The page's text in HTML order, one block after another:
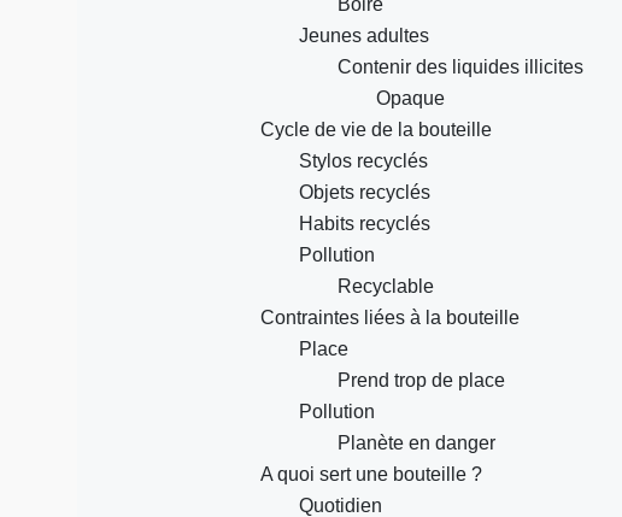
Boire
Jeunes adultes
Contenir des liquides illicites
Opaque
Cycle de vie de la bouteille
Stylos recyclés
Objets recyclés
Habits recyclés
Pollution
Recyclable
Contraintes liées à la bouteille
Place
Prend trop de place
Pollution
Planète en danger
A quoi sert une bouteille ?
Quotidien